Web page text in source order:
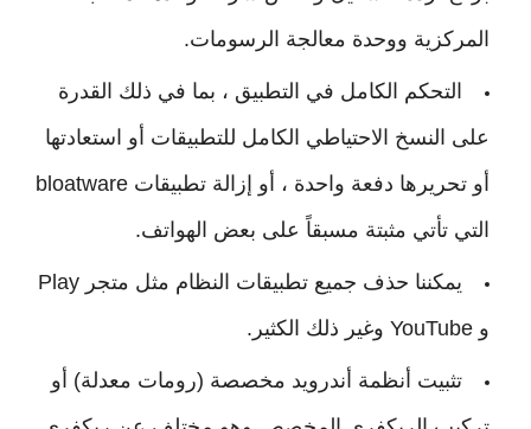
المركزية ووحدة معالجة الرسومات.
التحكم الكامل في التطبيق ، بما في ذلك القدرة
على النسخ الاحتياطي الكامل للتطبيقات أو استعادتها
أو تحريرها دفعة واحدة ، أو إزالة تطبيقات bloatware
التي تأتي مثبتة مسبقاً على بعض الهواتف.
يمكننا حذف جميع تطبيقات النظام مثل متجر Play
و YouTube وغير ذلك الكثير.
تثبيت أنظمة أندرويد مخصصة (رومات معدلة) أو